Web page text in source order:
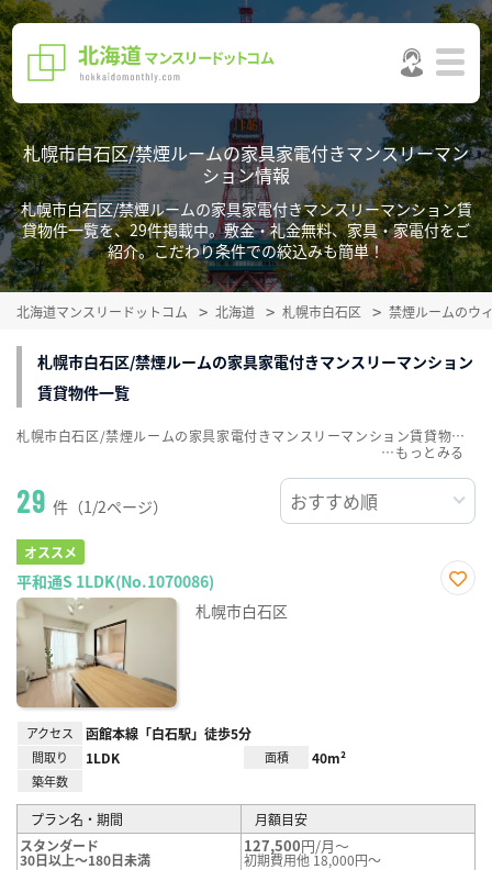
札幌市白石区/禁煙ルームの家具家電付きマンスリーマン
ション情報
札幌市白石区/禁煙ルームの家具家電付きマンスリーマンション賃
貸物件一覧を、29件掲載中。敷金・礼金無料、家具・家電付をご
紹介。こだわり条件での絞込みも簡単！
北海道マンスリードットコム 北海道 札幌市白石区 禁煙ルームのウ
札幌市白石区/禁煙ルームの家具家電付きマンスリーマンション
賃貸物件一覧
29 件（1/2ページ）
オススメ
平和通S 1LDK(No.1070086)
札幌市白石区
アクセス 函館本線「白石駅」徒歩5分
間取り 1LDK 面積 40m²
築年数
プラン名・期間
月額目安
スタンダード
30日以上～180日未満
127,500円/月～
初期費用他 18,000円～
札幌市白石区/禁煙ルームの家具家電付きマンスリーマンション賃貸物件一覧を、29件掲載中。敷金・礼金無料、家具・家電付をご紹介。こだわり条件での絞込みも簡単！
…